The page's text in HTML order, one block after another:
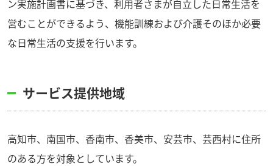
ン実施計画書に基づき、利用者さまが自立した日常生活を
営むことができるよう、機能訓練および介護そのほか必要
な日常生活の支援を行います。
サービス提供地域
高知市、南国市、香南市、香美市、安芸市、芸西村に住所
のある方を対象としています。